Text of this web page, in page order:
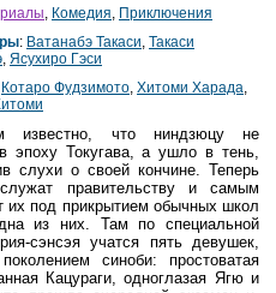
Комедия Приключения
: Ватанабэ Такаси Такаси
Ясухиро Гэси
Котаро Фудзимото Хитоми Харада
известно, что ниндзюцу не
эпоху Токугава, а ушло в тень,
слухи о своей кончине. Теперь
правительству и самым
под прикрытием обычных школ
из них. Там по специальной
сэнсэя учатся пять девушек,
синоби: простоватая
Кацураги, одноглазая Ягю и